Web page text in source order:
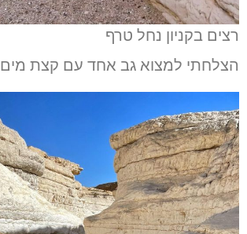
רצים בקניון נחל טרף
הצלחתי למצוא גב אחד עם קצת מים